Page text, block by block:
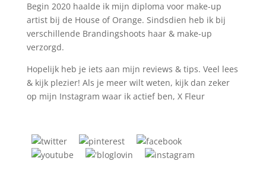
Begin 2020 haalde ik mijn diploma voor make-up
artist bij de House of Orange. Sindsdien heb ik bij
verschillende Brandingshoots haar & make-up
verzorgd.
Hopelijk heb je iets aan mijn reviews & tips. Veel lees
& kijk plezier! Als je meer wilt weten, kijk dan zeker
op mijn Instagram waar ik actief ben, X Fleur